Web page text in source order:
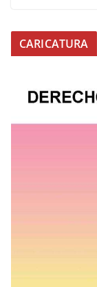
CARICATURA